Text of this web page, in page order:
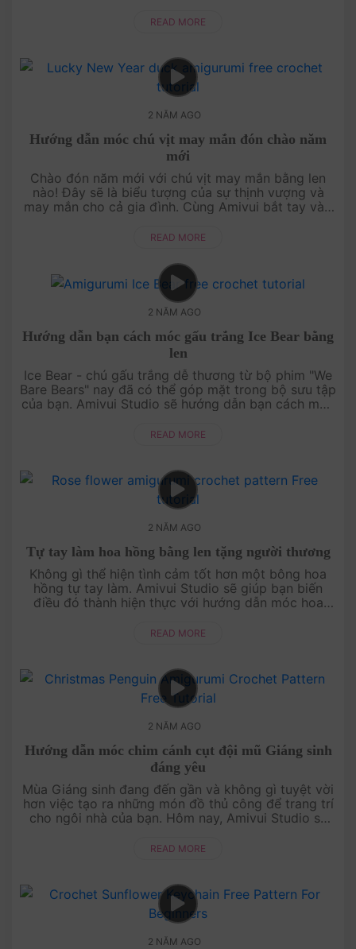
nhân vật đầy sức số....
READ MORE
2 NĂM AGO
Hướng dẫn móc chú vịt may mắn đón chào năm
mới
Chào đón năm mới với chú vịt may mắn bằng len
nào! Đây sẽ là biểu tượng của sự thịnh vượng và
may mắn cho cả gia đình. Cùng Amivui bắt tay vào
đầu năm nhé!....
READ MORE
2 NĂM AGO
Hướng dẫn bạn cách móc gấu trắng Ice Bear bằng
len
Ice Bear - chú gấu trắng dễ thương từ bộ phim "We
Bare Bears" nay đã có thể góp mặt trong bộ sưu tập
của bạn. Amivui Studio sẽ hướng dẫn bạn cách móc
READ MORE
2 NĂM AGO
Tự tay làm hoa hồng bằng len tặng người thương
Không gì thể hiện tình cảm tốt hơn một bông hoa
hồng tự tay làm. Amivui Studio sẽ giúp bạn biến
điều đó thành hiện thực với hướng dẫn móc hoa
gian và sự ....
READ MORE
2 NĂM AGO
Hướng dẫn móc chim cánh cụt đội mũ Giáng sinh
đáng yêu
Mùa Giáng sinh đang đến gần và không gì tuyệt vời
hơn việc tạo ra những món đồ thủ công để trang trí
cho ngôi nhà của bạn. Hôm nay, Amivui Studio sẽ
đội mũ ....
READ MORE
2 NĂM AGO